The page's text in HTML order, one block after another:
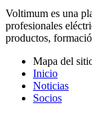
Voltimum es una
profesionales
productos,
Mapa del
Inicio
Noticias
Socios